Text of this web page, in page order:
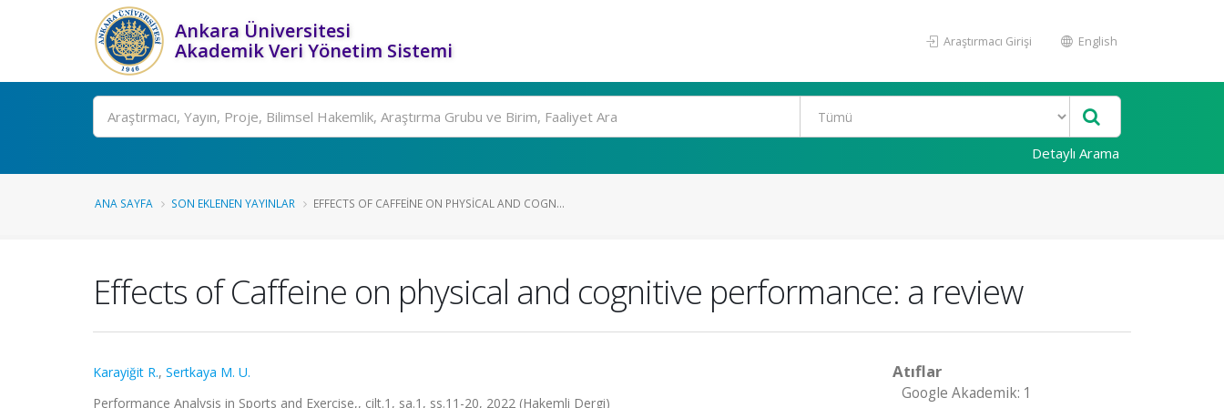
Ankara Üniversitesi
Akademik Veri Yönetim Sistemi
Araştırmacı Girişi English
Ara
Detaylı Arama
ANA SAYFA SON EKLENEN YAYINLAR EFFECTS OF CAFFEINE ON PHYSICAL AND COGN...
Effects of Caffeine on physical and cognitive performance: a review
Karayiğit R., Sertkaya M. U.
Performance Analysis in Sports and Exercise,, cilt.1, sa.1, ss.11-20, 2022 (Hakemli Dergi)
Atıflar
Google Akademik: 1